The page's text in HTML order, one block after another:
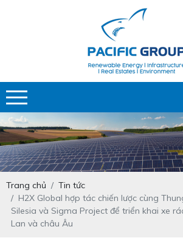
Trang chủ
Tin tức
H2X Global hợp tác chiến lược cùng
Silesia và Sigma Project để triển khai xe
Lan và châu Âu